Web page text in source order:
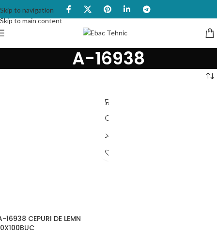
Skip to navigation
Skip to main content
A-16938
16938 CEPURI DE LEMN